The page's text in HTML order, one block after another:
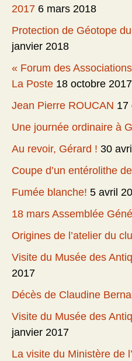
2017 6 mars 2018
Protection de Géotope
janvier 2018
« Forum des
La Poste 18 octobre 2017
Jean Pierre ROUCAN 17
Une journée ordinaire à
Au revoir, Gérard ! 30
Coupe d’un entérolithe
Fumée blanche! 5 avril
18 mars Assemblée
Origines de l’atelier du
Visite du Musée des
2017
Décès de Claudine
Visite du Musée des
janvier 2017
La visite du Ministère de